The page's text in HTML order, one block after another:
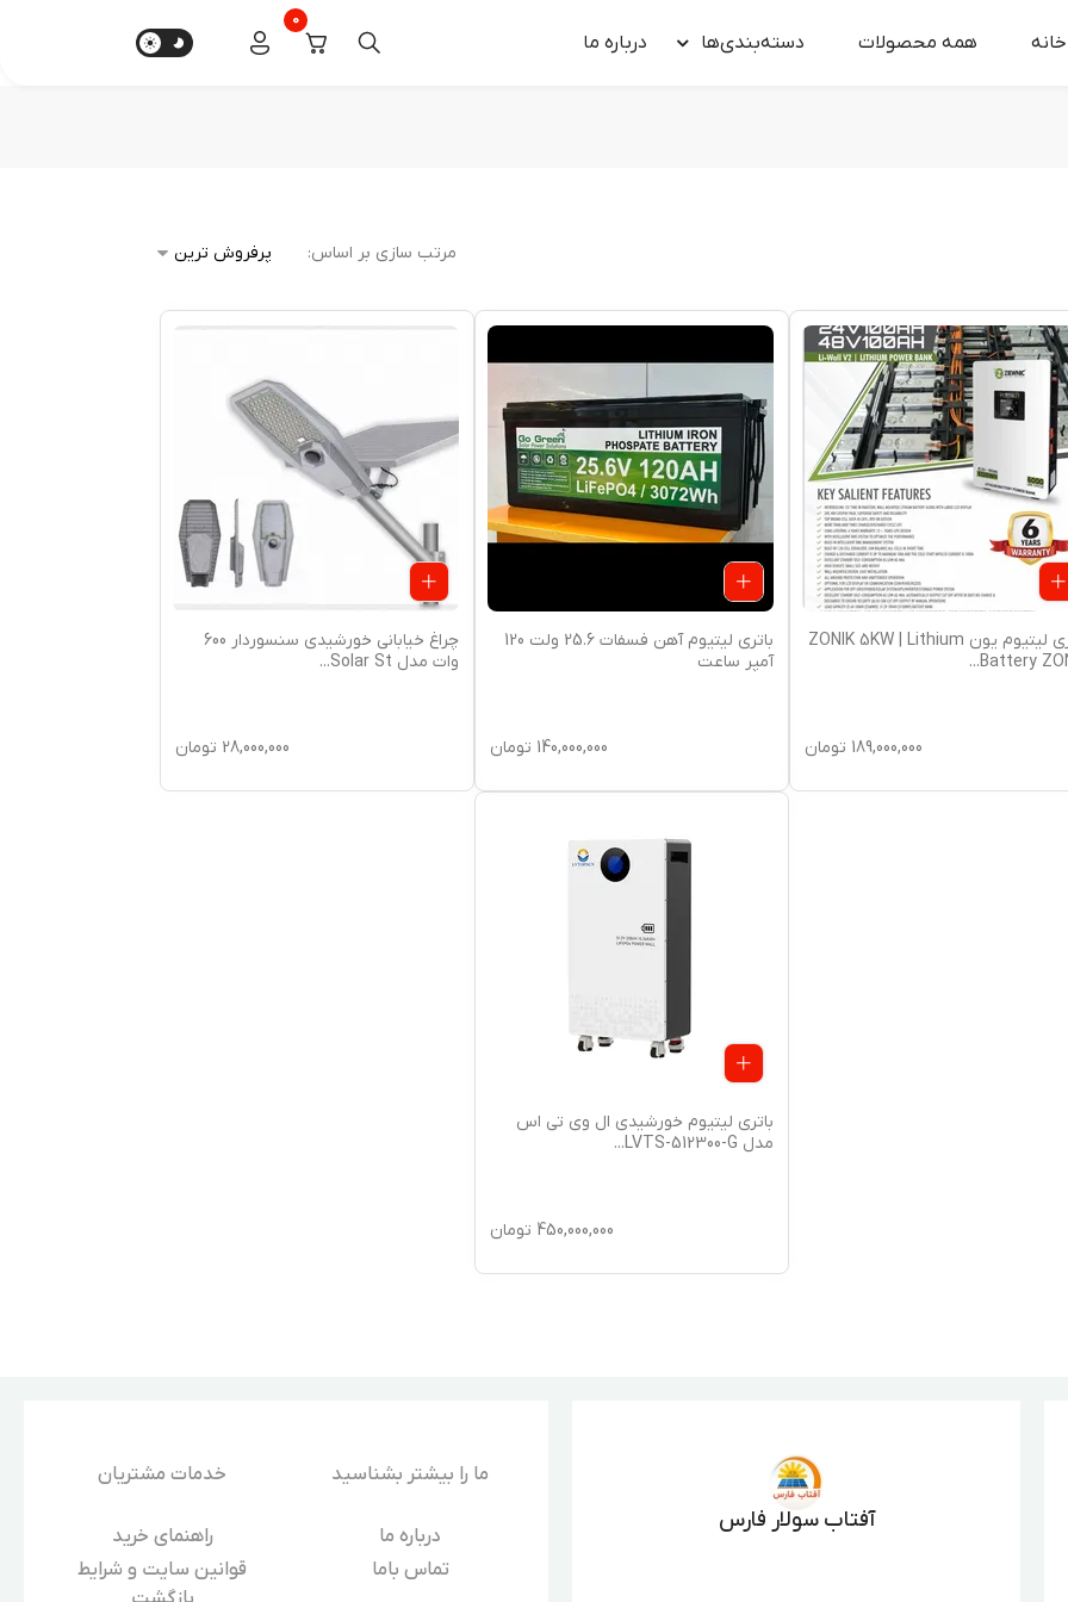
خانه همه محصولات دسته‌بندی‌ها درباره‌ ما
0
مرتب سازی بر اساس:
باتری لیتیوم یون ZONIK 5KW | Lithium
Battery
...
189,000,000 تومان
باتری لیتیوم آهن فسفات 25.6 ولت 120
آمپر ساعت
140,000,000 تومان
چراغ خیابانی خورشیدی سنسوردار 600
وات مدل Solar St
...
28,000,000 تومان
باتری لیتیوم خورشیدی ال وی تی اس
مدل LVTS-512300-G
...
450,000,000 تومان
آفتاب سولار فارس
ما را بیشتر بشناسید
درباره‌ ما
تماس باما
خدمات مشتریان
راهنمای خرید
قوانین سایت و شرایط